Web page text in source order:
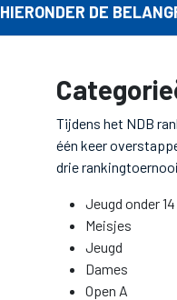
HIERONDER DE
Tijdens het NDB
één keer
drie
Jeugd onder 14
Meisjes
Jeugd
Dames
Open A